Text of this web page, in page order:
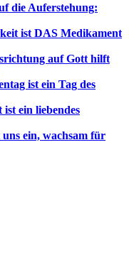
die Auferstehung:
ist DAS Medikament
auf Gott hilft
ist ein Tag des
ein liebendes
ein, wachsam für